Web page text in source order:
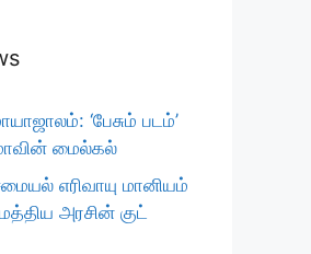
‘பேசும் படம்’
மைல்கல்
எரிவாயு மானியம்
அரசின் குட்